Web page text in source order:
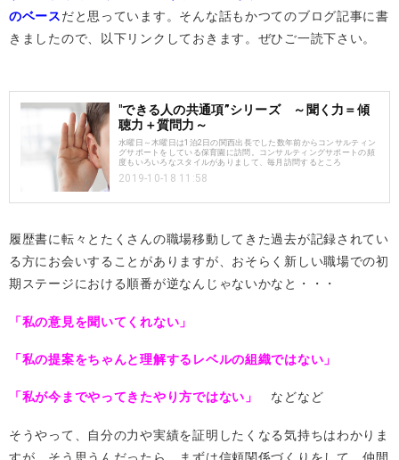
のベースだと思っています。そんな話もかつてのブログ記事に書
きましたので、以下リンクしておきます。ぜひご一読下さい。
"できる人の共通項”シリーズ ～聞く力＝傾
聴力＋質問力～
水曜日～木曜日は1泊2日の関西出長でした数年前からコンサルティン
グサポートをしている保育園に訪問。コンサルティングサポートの頻
度もいろいろなスタイルがありまして、毎月訪問するところ
2019-10-18 11:58
履歴書に転々とたくさんの職場移動してきた過去が記録されてい
る方にお会いすることがありますが、おそらく新しい職場での初
期ステージにおける順番が逆なんじゃないかなと・・・
「私の意見を聞いてくれない」
「私の提案をちゃんと理解するレベルの組織ではない」
「私が今までやってきたやり方ではない」 などなど
そうやって、自分の力や実績を証明したくなる気持ちはわかりま